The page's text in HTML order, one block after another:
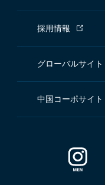
採用情報
グローバルサイト
中国コーポサイト